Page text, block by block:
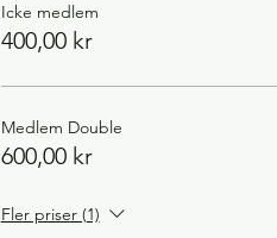
Icke medlem
400,00 kr
Medlem Double
600,00 kr
Fler priser (1)